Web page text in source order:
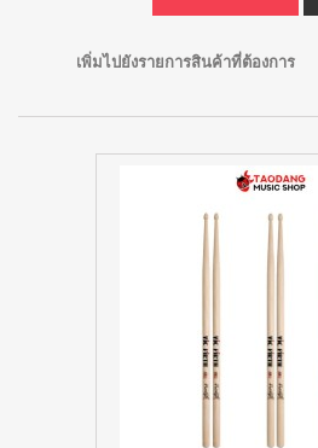
เพิ่มไปยังรายการสินค้าที่ต้องการ